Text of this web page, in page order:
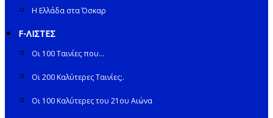
Η Ελλάδα στα Όσκαρ
F-ΛΙΣΤΕΣ
Οι 100 Ταινίες που…
Οι 200 Καλύτερες Ταινίες;.
Οι 100 Καλύτερες του 21ου Αιώνα